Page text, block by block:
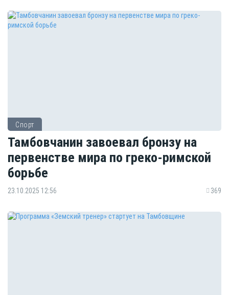
Спорт
Тамбовчанин завоевал бронзу на
первенстве мира по греко-римской
борьбе
23.10.2025 12:56 369